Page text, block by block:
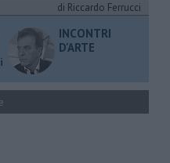
di Riccardo Ferrucci
INCONTRI
D'ARTE